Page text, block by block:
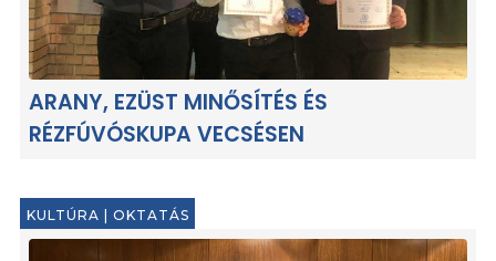
ARANY, EZÜST MINŐSÍTÉS ÉS
RÉZFÚVÓSKUPA VECSÉSEN
KULTÚRA OKTATÁS